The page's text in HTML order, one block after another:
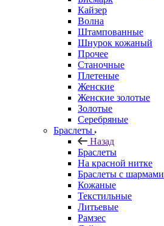
Кайзер
Волна
Штампованные
Шнурок кожаный
Прочее
Станочные
Плетеные
Женские
Женские золотые
Золотые
Серебряные
Браслеты
Назад
Браслеты
На красной нитке
Браслеты с шармами
Кожаные
Текстильные
Литьевые
Рамзес